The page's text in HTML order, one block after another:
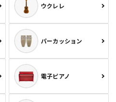
ウクレレ
パーカッション
電子ピアノ